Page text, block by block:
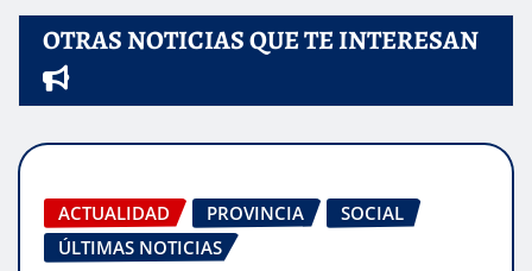
OTRAS NOTICIAS QUE TE INTERESAN
ACTUALIDAD PROVINCIA
SOCIAL
ÚLTIMAS NOTICIAS